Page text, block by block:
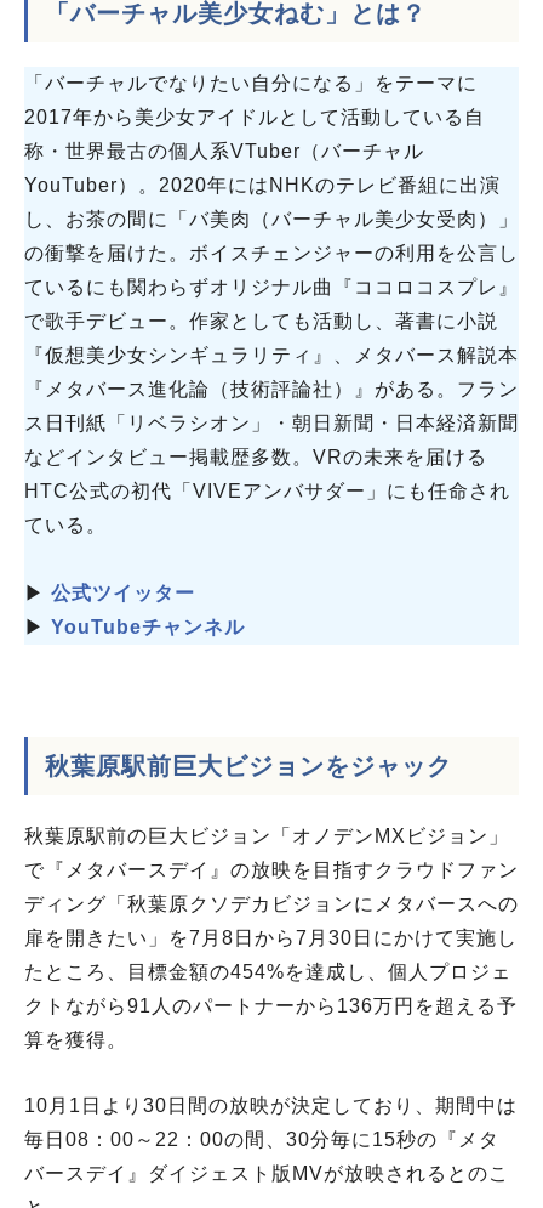
「バーチャル美少女ねむ」とは？
「バーチャルでなりたい自分になる」をテーマに
2017年から美少女アイドルとして活動している自
称・世界最古の個人系VTuber（バーチャル
YouTuber）。2020年にはNHKのテレビ番組に出演
し、お茶の間に「バ美肉（バーチャル美少女受肉）」
の衝撃を届けた。ボイスチェンジャーの利用を公言し
ているにも関わらずオリジナル曲『ココロコスプレ』
で歌手デビュー。作家としても活動し、著書に小説
『仮想美少女シンギュラリティ』、メタバース解説本
『メタバース進化論（技術評論社）』がある。フラン
ス日刊紙「リベラシオン」・朝日新聞・日本経済新聞
などインタビュー掲載歴多数。VRの未来を届ける
HTC公式の初代「VIVEアンバサダー」にも任命され
ている。
▶ 公式ツイッター
▶ YouTubeチャンネル
秋葉原駅前巨大ビジョンをジャック
秋葉原駅前の巨大ビジョン「オノデンMXビジョン」
で『メタバースデイ』の放映を目指すクラウドファン
ディング「秋葉原クソデカビジョンにメタバースへの
扉を開きたい」を7月8日から7月30日にかけて実施し
たところ、目標金額の454%を達成し、個人プロジェ
クトながら91人のパートナーから136万円を超える予
算を獲得。
10月1日より30日間の放映が決定しており、期間中は
毎日08：00～22：00の間、30分毎に15秒の『メタ
バースデイ』ダイジェスト版MVが放映されるとのこ